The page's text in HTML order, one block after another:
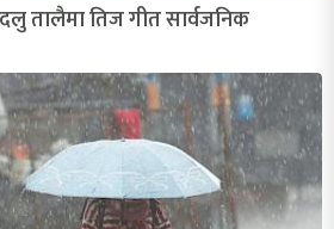
तालैमा तिज गीत सार्वजनिक